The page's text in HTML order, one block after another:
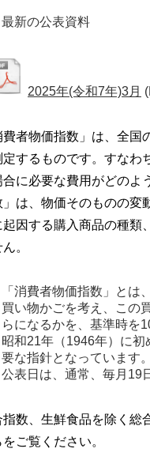
最新の公表資料
2025年(令和7年)3月
費者物価指数」は、全
定するものです。すなわ
合に必要な費用がどのよ
」は、物価そのものの変
起因する購入商品の種類
。
「消費者物価指数」と
買い物かごを考え、この
らになるかを、基準時を
昭和21年（1946年）に
要な指針となっています。
公表日は、通常、毎月19
指数、生鮮食品を除く総
ご覧ください。